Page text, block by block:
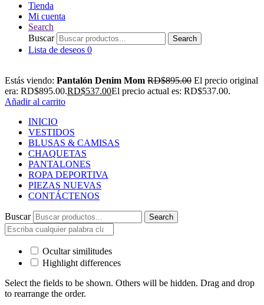
Tienda
Mi cuenta
Search
Buscar
Search
Lista de deseos 0
Estás viendo: Pantalón Denim Mom RD$895.00 El precio original
era: RD$895.00.RD$537.00El precio actual es: RD$537.00.
Añadir al carrito
INICIO
VESTIDOS
BLUSAS & CAMISAS
CHAQUETAS
PANTALONES
ROPA DEPORTIVA
PIEZAS NUEVAS
CONTÁCTENOS
Buscar Search
Ocultar similitudes
Highlight differences
Select the fields to be shown. Others will be hidden. Drag and drop
to rearrange the order.